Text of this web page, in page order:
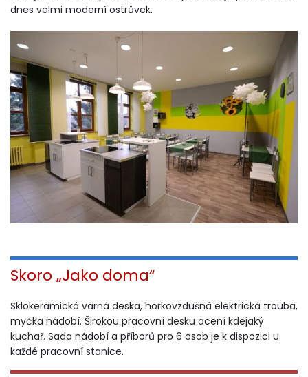
dnes velmi moderní ostrůvek.
Skoro „Jako doma“
Sklokeramická varná deska, horkovzdušná elektrická trouba,
myčka nádobí. Širokou pracovní desku ocení kdejaký
kuchař. Sada nádobí a příborů pro 6 osob je k dispozici u
každé pracovní stanice.